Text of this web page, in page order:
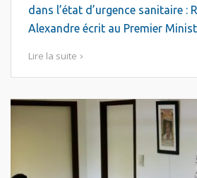
dans l’état d’urgence sanitaire :
Alexandre écrit au Premier
Lire la suite